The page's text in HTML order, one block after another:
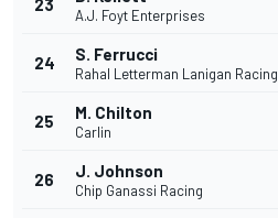
23
A.J. Foyt Enterprises
24 S. Ferrucci
Rahal Letterman Lanigan Racing
25 M. Chilton
Carlin
26 J. Johnson
Chip Ganassi Racing